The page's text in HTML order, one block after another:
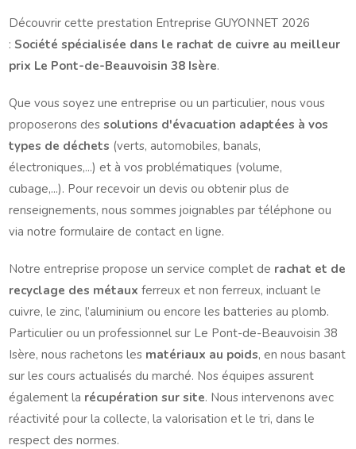
Découvrir cette prestation Entreprise GUYONNET 2026
: Société spécialisée dans le rachat de cuivre au meilleur
prix Le Pont-de-Beauvoisin 38 Isère.
Que vous soyez une entreprise ou un particulier, nous vous
proposerons dessolutions d'évacuation adaptées à vos
types de déchets (verts, automobiles, banals,
électroniques,...) et à vos problématiques (volume,
cubage,...). Pour recevoir un devis ou obtenir plus de
renseignements, nous sommes joignables par téléphone ou
via notre formulaire de contact en ligne.
Notre entreprise propose un service complet de rachat et de
recyclage des métauxferreux et non ferreux, incluant le
cuivre, le zinc, l’aluminium ou encore les batteries au plomb.
Particulier ou un professionnel sur Le Pont-de-Beauvoisin 38
Isère, nous rachetons les matériaux au poids, en nous basant
sur les cours actualisés du marché. Nos équipes assurent
également la récupération sur site. Nous intervenons avec
réactivité pour la collecte, la valorisation et le tri, dans le
respect des normes.